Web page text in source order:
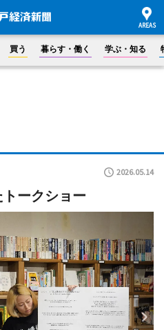
買う 暮らす・働く 学ぶ・知る
2026.05.14
ークショー